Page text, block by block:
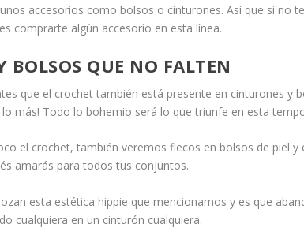
accesorios como bolsos o cinturones. Así que si no
comprarte algún accesorio en esta línea.
BOLSOS QUE NO FALTEN
que el crochet también está presente en cinturones y
más! Todo lo bohemio será lo que triunfe en esta
el crochet, también veremos flecos en bolsos de piel y
amarás para todos tus conjuntos.
esta estética hippie que mencionamos y es que
cualquiera en un cinturón cualquiera.